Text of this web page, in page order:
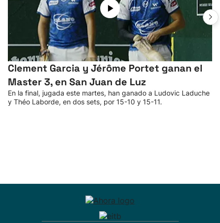
Clement Garcia y Jérôme Portet ganan el
Master 3, en San Juan de Luz
En la final, jugada este martes, han ganado a Ludovic Laduche
y Théo Laborde, en dos sets, por 15-10 y 15-11.